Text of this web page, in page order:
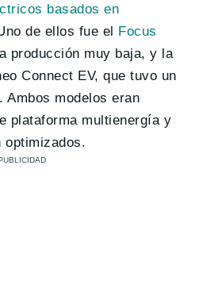
basados en
de ellos fue el Focus
producción muy baja, y la
Connect EV, que tuvo un
Ambos modelos eran
plataforma multienergía y
optimizados.